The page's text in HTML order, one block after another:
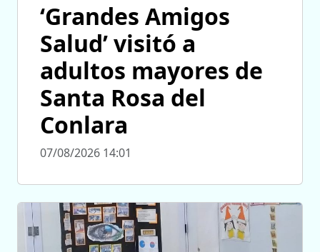
‘Grandes Amigos
Salud’ visitó a
adultos mayores de
Santa Rosa del
Conlara
07/08/2026 14:01